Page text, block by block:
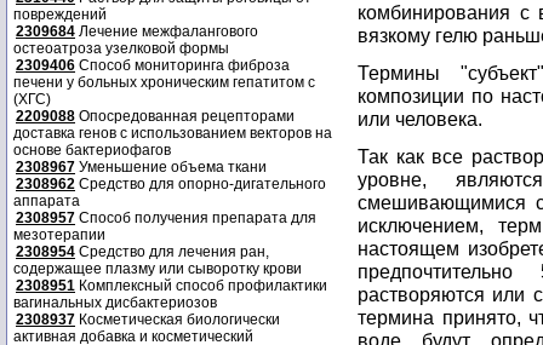
повреждений
2309684 Лечение межфалангового
остеоатроза узелковой формы
2309406 Способ мониторинга фиброза
печени у больных хроническим гепатитом с
(ХГС)
2209088 Опосредованная рецепторами
доставка генов с использованием векторов на
основе бактериофагов
2308967 Уменьшение объема ткани
2308962 Средство для опорно-дигательного
аппарата
2308957 Способ получения препарата для
мезотерапии
2308954 Средство для лечения ран,
содержащее плазму или сыворотку крови
2308951 Комплексный способ профилактики
вагинальных дисбактериозов
2308937 Косметическая биологически
активная добавка и косметический
комбинирования с
вязкому гелю
Термины
композиции по
или человека.
Так как все
уровне,
смешивающимися
исключением,
настоящем
растворяются или
термина принято,
воде будут